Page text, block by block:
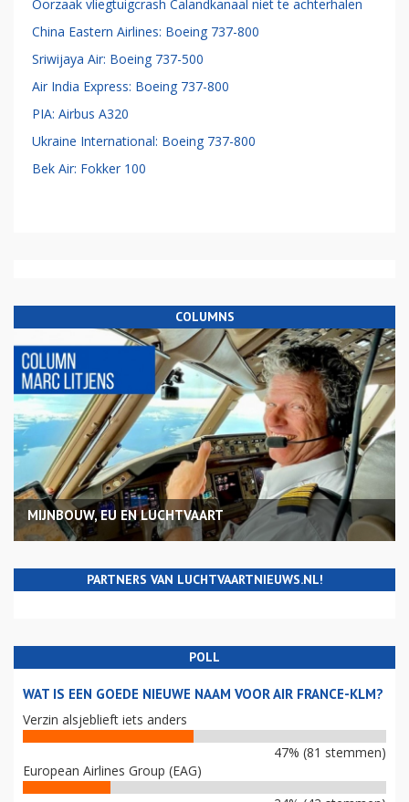
Oorzaak vliegtuigcrash Calandkanaal niet te achterhalen
China Eastern Airlines: Boeing 737-800
Sriwijaya Air: Boeing 737-500
Air India Express: Boeing 737-800
PIA: Airbus A320
Ukraine International: Boeing 737-800
Bek Air: Fokker 100
COLUMNS
MIJNBOUW, EU EN LUCHTVAART
PARTNERS VAN LUCHTVAARTNIEUWS.NL!
POLL
WAT IS EEN GOEDE NIEUWE NAAM VOOR AIR FRANCE-KLM?
Verzin alsjeblieft iets anders
47% (81 stemmen)
European Airlines Group (EAG)